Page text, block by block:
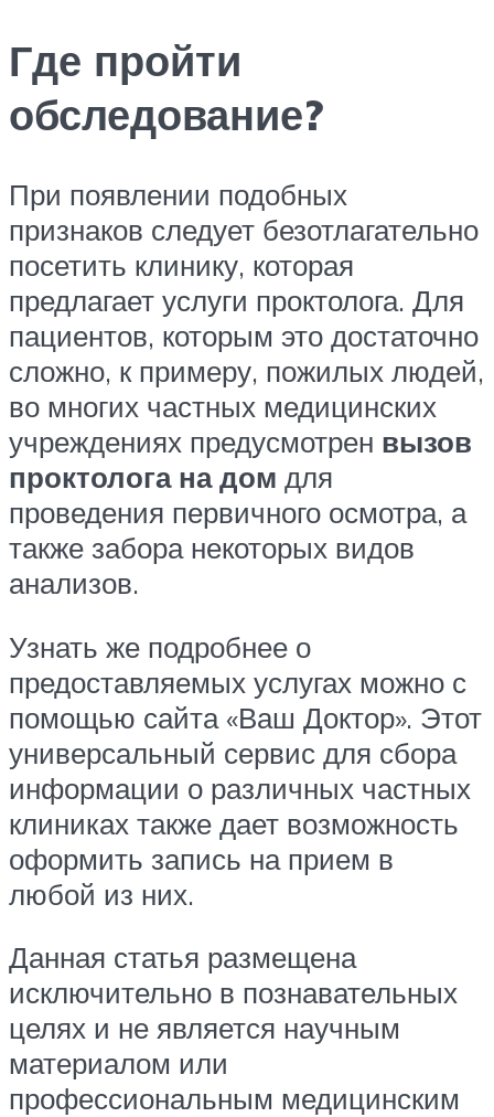
Где пройти
обследование?
При появлении подобных
признаков следует безотлагательно
посетить клинику, которая
предлагает услуги проктолога. Для
пациентов, которым это достаточно
сложно, к примеру, пожилых людей,
во многих частных медицинских
учреждениях предусмотрен вызов
проктолога на дом для
проведения первичного осмотра, а
также забора некоторых видов
анализов.
Узнать же подробнее о
предоставляемых услугах можно с
помощью сайта «Ваш Доктор». Этот
универсальный сервис для сбора
информации о различных частных
клиниках также дает возможность
оформить запись на прием в
любой из них.
Данная статья размещена
исключительно в познавательных
целях и не является научным
материалом или
профессиональным медицинским